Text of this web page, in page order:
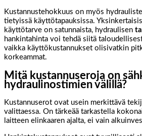
Kustannustehokkuus on myös
tietyissä käyttötapauksissa.
käyttötarve on satunnaista, hydraulisen
hankintahinta voi tehdä siitä
vaikka käyttökustannukset olisivatkin
korkeammat.
Mitä kustannuseroja on
hydraulinostimien välillä?
Kustannuserot ovat usein merkittävä
valittaessa. On tärkeää tarkastella
laitteen elinkaaren ajalta, ei vain